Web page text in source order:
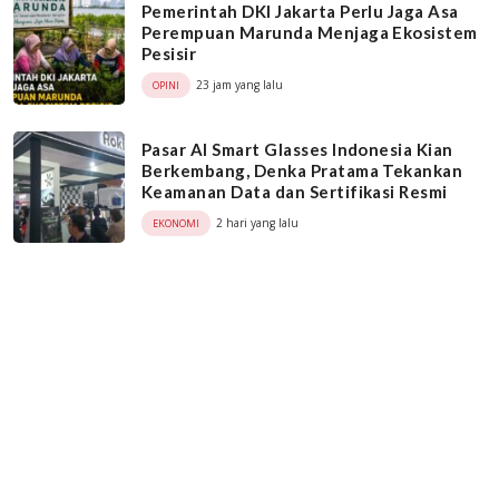
Pemerintah DKI Jakarta Perlu Jaga Asa
Perempuan Marunda Menjaga Ekosistem
Pesisir
OPINI 23 jam yang lalu
Pasar AI Smart Glasses Indonesia Kian
Berkembang, Denka Pratama Tekankan
Keamanan Data dan Sertifikasi Resmi
EKONOMI 2 hari yang lalu